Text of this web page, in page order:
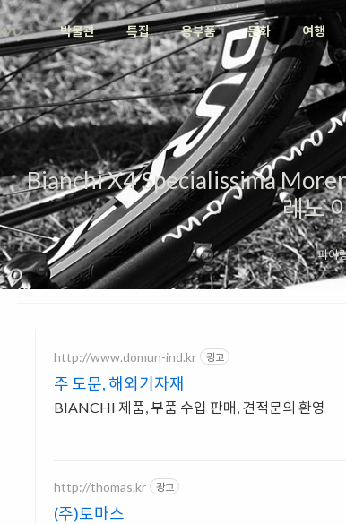
박물관 특집 용부품 문화 여행
Bianchi X4 Specialissima
레노
피아
http://www.domun-ind.kr 광고
주 도문, 해외기자재
BIANCHI 제품, 부품 수입 판매, 견적문의 환영
http://thomas.kr 광고
(주)토마스